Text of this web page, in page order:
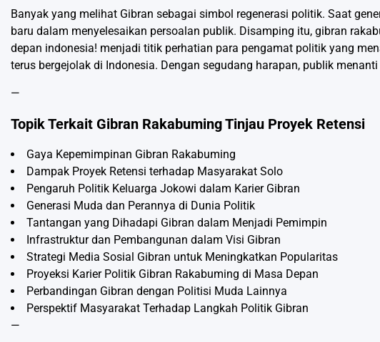
Banyak yang melihat Gibran sebagai simbol regenerasi politik. Saat
baru dalam menyelesaikan persoalan publik. Disamping itu, gibran
depan indonesia! menjadi titik perhatian para pengamat politik yang
terus bergejolak di Indonesia. Dengan segudang harapan, publik
—
Topik Terkait Gibran Rakabuming Tinjau Proyek Retensi
Gaya Kepemimpinan Gibran Rakabuming
Dampak Proyek Retensi terhadap Masyarakat Solo
Pengaruh Politik Keluarga Jokowi dalam Karier Gibran
Generasi Muda dan Perannya di Dunia Politik
Tantangan yang Dihadapi Gibran dalam Menjadi Pemimpin
Infrastruktur dan Pembangunan dalam Visi Gibran
Strategi Media Sosial Gibran untuk Meningkatkan Popularitas
Proyeksi Karier Politik Gibran Rakabuming di Masa Depan
Perbandingan Gibran dengan Politisi Muda Lainnya
Perspektif Masyarakat Terhadap Langkah Politik Gibran
—